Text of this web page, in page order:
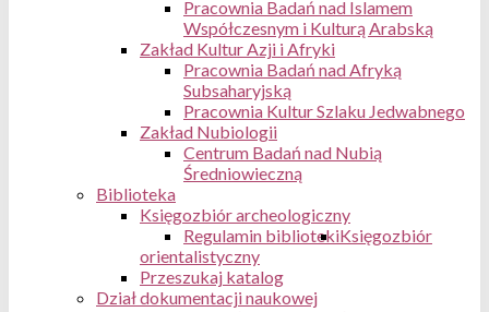
Pracownia Badań nad Islamem
Współczesnym i Kulturą Arabską
Zakład Kultur Azji i Afryki
Pracownia Badań nad Afryką
Subsaharyjską
Pracownia Kultur Szlaku Jedwabnego
Zakład Nubiologii
Centrum Badań nad Nubią
Średniowieczną
Biblioteka
Księgozbiór archeologiczny
Regulamin bibliotekiKsięgozbiór
orientalistyczny
Przeszukaj katalog
Dział dokumentacji naukowej